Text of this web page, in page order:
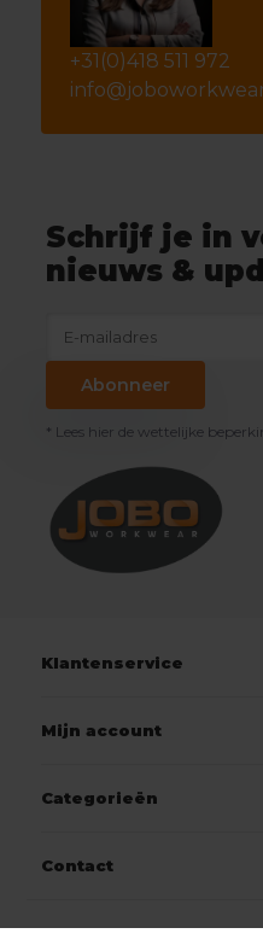
+31(0)418 511 972
Schrijf je in
nieuws &
Abonneer
* Lees hier de wettelijke
Klantenservice
Mijn account
Categorieën
Contact